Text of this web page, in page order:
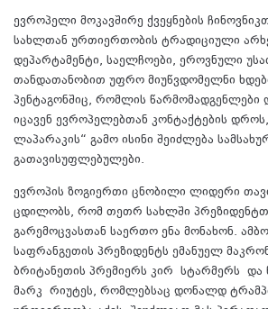
ევროპელი მოკავშირე ქვეყნების
სახლთან ურთიერთობის ტრადიციული
დეპარტამენტი, საელჩოები, ეროვნული
თანდათანობით უფრო მიუწვდომელნი
პენტაგონშიც, რომლის
იცავენ ევროპელებთან კონტაქტების
ლაპარაკის“ გამო ისინი შეიძლება
გათავისუფლებულები.
ევროპის ზოგიერთი ცნობილი ლიდერი
ცდილობს, რომ თეთრ სახლში
გარემოცვასთან საერთო ენა მონახონ.
საფრანგეთის პრეზიდენტს ემანუელ
ბრიტანეთის პრემიერს კირ სტარმერს და
მარკ რიუტეს, რომლებსაც დონალდ